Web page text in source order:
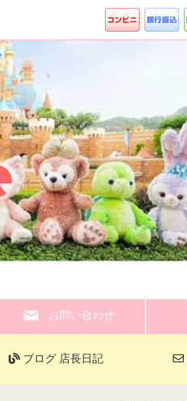
お問い合わせ
ブログ 店長日記